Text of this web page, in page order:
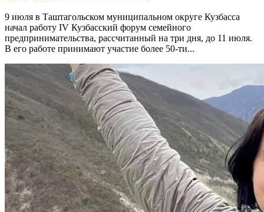
9 июля в Таштагольском муниципальном округе Кузбасса
начал работу IV Кузбасский форум семейного
предпринимательства, рассчитанный на три дня, до 11 июля.
В его работе принимают участие более 50-ти...